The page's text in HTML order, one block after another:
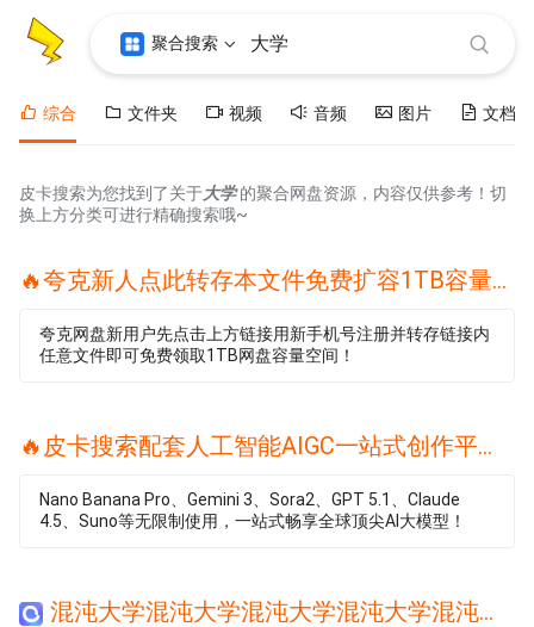
聚合搜索
综合 文件夹 视频 音频 图片 文档
皮卡搜索为您找到了关于大学的聚合网盘资源，内容仅供参考！切
换上方分类可进行精确搜索哦~
🔥夸克新人点此转存本文件免费扩容1TB容量🔥
夸克网盘新用户先点击上方链接用新手机号注册并转存链接内
任意文件即可免费领取1TB网盘容量空间！
🔥皮卡搜索配套人工智能AIGC一站式创作平台🔥
Nano Banana Pro、Gemini 3、Sora2、GPT 5.1、Claude
4.5、Suno等无限制使用，一站式畅享全球顶尖AI大模型！
混沌大学混沌大学混沌大学混沌大学混沌大学混沌大学混沌大学混沌大学混沌大学混沌大学混沌大学混沌大学